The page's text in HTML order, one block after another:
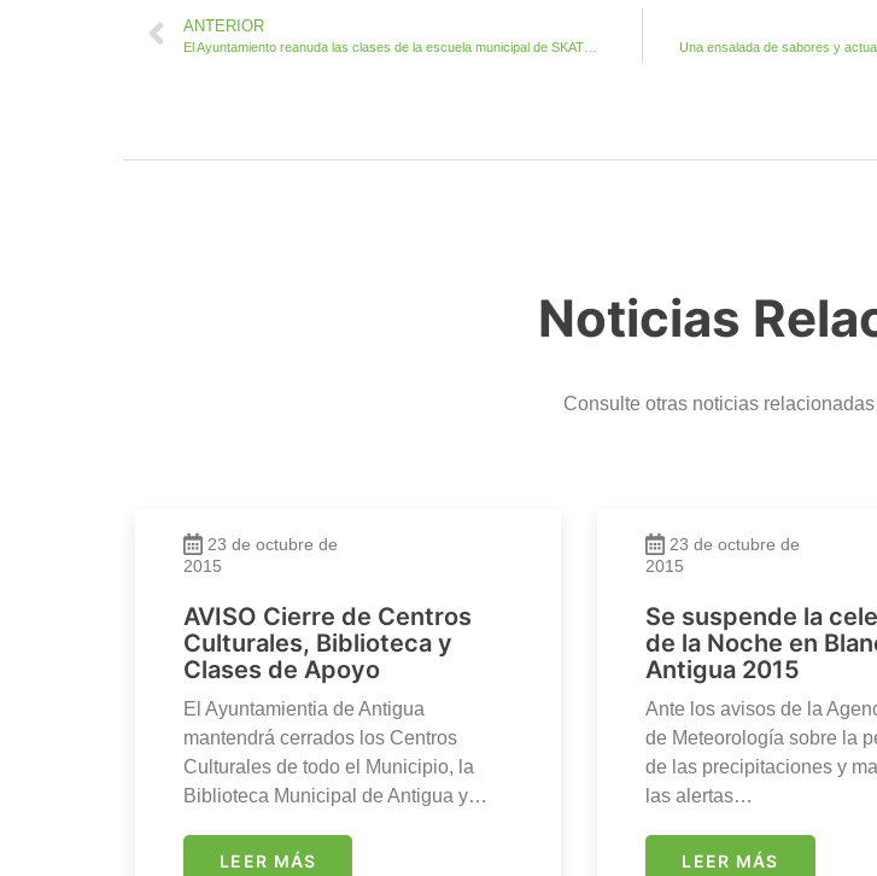
ANTERIOR
Noticias
Consulte otras noticias
23 de octubre de
2015
AVISO Cierre de Centros
Culturales, Biblioteca y
Clases de Apoyo
El Ayuntamientia de Antigua
mantendrá cerrados los Centros
Culturales de todo el Municipio, la
Biblioteca Municipal de Antigua y…
LEER MÁS
23 de octubre de
2015
Se suspende la
de la Noche en
Antigua 2015
Ante los avisos de la
de Meteorología sobre la
de las precipitaciones y
las alertas…
LEER MÁS